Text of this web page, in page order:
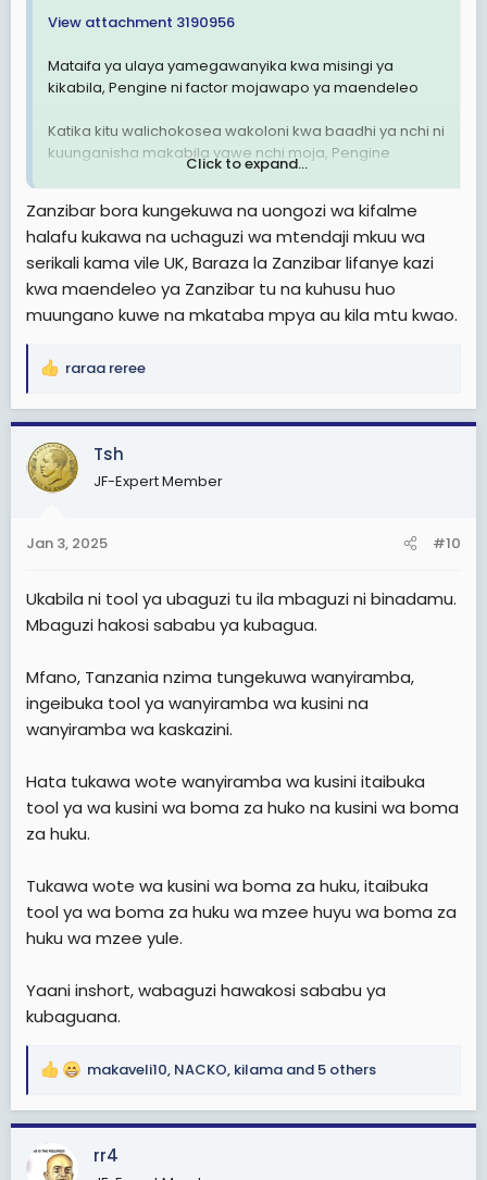
View attachment 3190956
Mataifa ya ulaya yamegawanyika kwa misingi ya
kikabila, Pengine ni factor mojawapo ya maendeleo
Katika kitu walichokosea wakoloni kwa baadhi ya nchi ni
kuunganisha makabila yawe nchi moja, Pengine
walifanya maksudi kabisa kwa nia mbaya.
Tushukuru sana hapa Tanzania kutoka kwa Mwalimu
Nyerere na mapungufu yake lakini aliweza kupunguza
ukabila kwa kiasi kikubwa sana.
Ukabila umekuwa ukisumbua nchi nyingi sana Afrika
kabila lake
Kiongozi wa idara ya ulinzi anapachika watu wa kabila
lake
anapendelea zaidi watu wa kabila lake,
Click to expand...
Zanzibar bora kungekuwa na uongozi wa kifalme
halafu kukawa na uchaguzi wa mtendaji mkuu wa
serikali kama vile UK, Baraza la Zanzibar lifanye kazi
kwa maendeleo ya Zanzibar tu na kuhusu huo
muungano kuwe na mkataba mpya au kila mtu kwao.
R
a
c
t
i
s
raraa reree
Tsh
JF-Expert Member
Jan 3, 2025 #10
Ukabila ni tool ya ubaguzi tu ila mbaguzi ni binadamu.
Mbaguzi hakosi sababu ya kubagua.
Mfano, Tanzania nzima tungekuwa wanyiramba,
ingeibuka tool ya wanyiramba wa kusini na
wanyiramba wa kaskazini.
Hata tukawa wote wanyiramba wa kusini itaibuka
tool ya wa kusini wa boma za huko na kusini wa boma
za huku.
Tukawa wote wa kusini wa boma za huku, itaibuka
tool ya wa boma za huku wa mzee huyu wa boma za
huku wa mzee yule.
Yaani inshort, wabaguzi hawakosi sababu ya
kubaguana.
R
a
c
t
makaveli10, NACKO, kilama and 5 others
rr4